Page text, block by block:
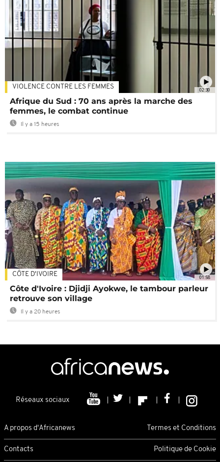
02:30
VIOLENCE CONTRE LES FEMMES
Afrique du Sud : 70 ans après la marche des
femmes, le combat continue
Il y a 15 heures
01:58
CÔTE D'IVOIRE
Côte d'Ivoire : Djidji Ayokwe, le tambour parleur
retrouve son village
Il y a 20 heures
Réseaux sociaux
A propos d'Africanews Termes et Conditions
Contacts Politique de Cookie